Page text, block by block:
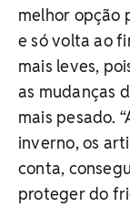
melhor opção
e só volta ao
mais leves,
as mudanças
mais pesado.
inverno, os
conta,
proteger do